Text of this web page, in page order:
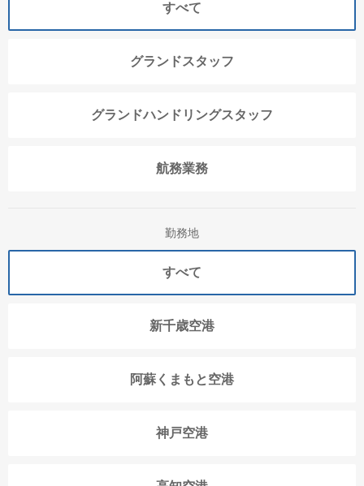
すべて
グランドスタッフ
グランドハンドリングスタッフ
航務業務
勤務地
すべて
新千歳空港
阿蘇くまもと空港
神戸空港